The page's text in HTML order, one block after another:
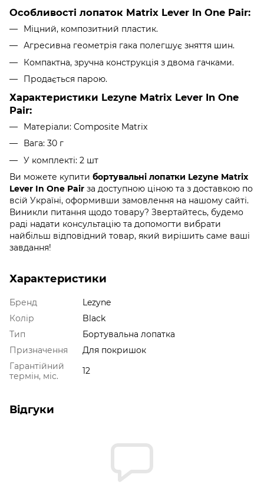
Особливості лопаток Matrix Lever In One Pair:
Міцний, композитний пластик.
Агресивна геометрія гака полегшує зняття шин.
Компактна, зручна конструкція з двома гачками.
Продається парою.
Характеристики Lezyne Matrix Lever In One
Pair:
Матеріали: Composite Matrix
Вага: 30 г
У комплекті: 2 шт
Ви можете купити бортувальні лопатки Lezyne Matrix
Lever In One Pair за доступною ціною та з доставкою по
всій Україні, оформивши замовлення на нашому сайті.
Виникли питання щодо товару? Звертайтесь, будемо
раді надати консультацію та допомогти вибрати
найбільш відповідний товар, який вирішить саме ваші
завдання!
Характеристики
Бренд
Lezyne
Колір
Black
Тип
Бортувальна лопатка
Призначення
Для покришок
Гарантійний
термін, міс.
12
Відгуки